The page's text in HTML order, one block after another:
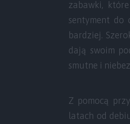
zabawki,
sentyment do
bardziej.
dają swoim
smutne i
Z pomocą
latach od